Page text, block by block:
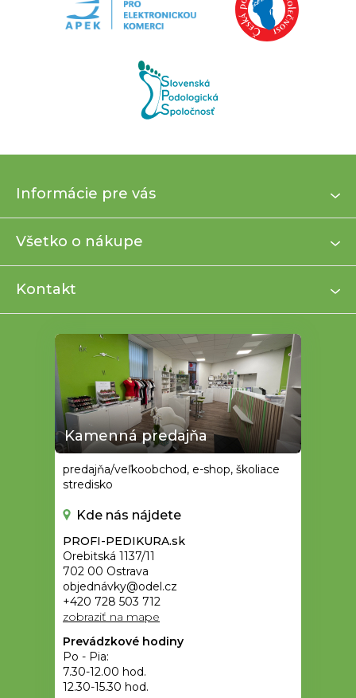
p
t
Informácie pre vás
Všetko o nákupe
Kontakt
Kamenná predajňa
predajňa/veľkoobchod, e-shop, školiace
stredisko
Kde nás nájdete
PROFI-PEDIKURA.sk
Orebitská 1137/11
702 00 Ostrava
objednávky@odel.cz
+420 728 503 712
zobraziť na mape
Prevádzkové hodiny
Po - Pia:
7.30-12.00 hod.
12.30-15.30 hod.